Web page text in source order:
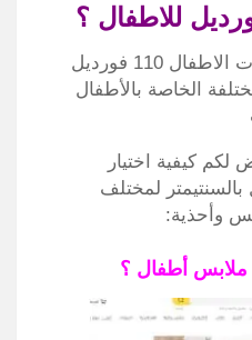
للاطفال ؟
يمكنك الآن معرفة مقاسات الاطفال 110 فورديل
الخاصة بالأطفال
كيفية اختيار
لمختلف
وأحذية:
أطفال ؟